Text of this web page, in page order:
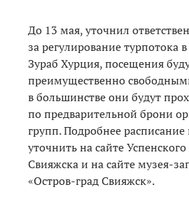
До 13 мая, уточнил
за регулирование турпотока
Зураб Хурция, посещения
преимущественно
в большинстве они будут
по предварительной брони
групп. Подробнее
уточнить на сайте
Свияжска и на сайте музея-
«Остров-град Свияжск».